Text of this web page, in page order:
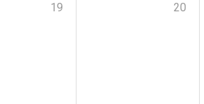
19 20